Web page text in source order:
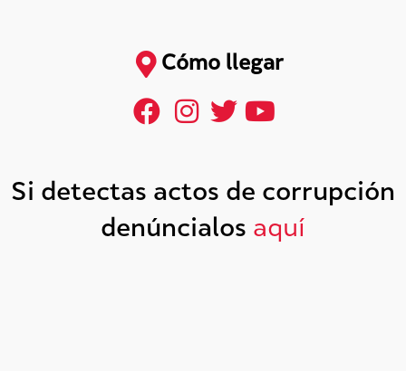
Cómo llegar
Si detectas actos de corrupción
denúncialos aquí